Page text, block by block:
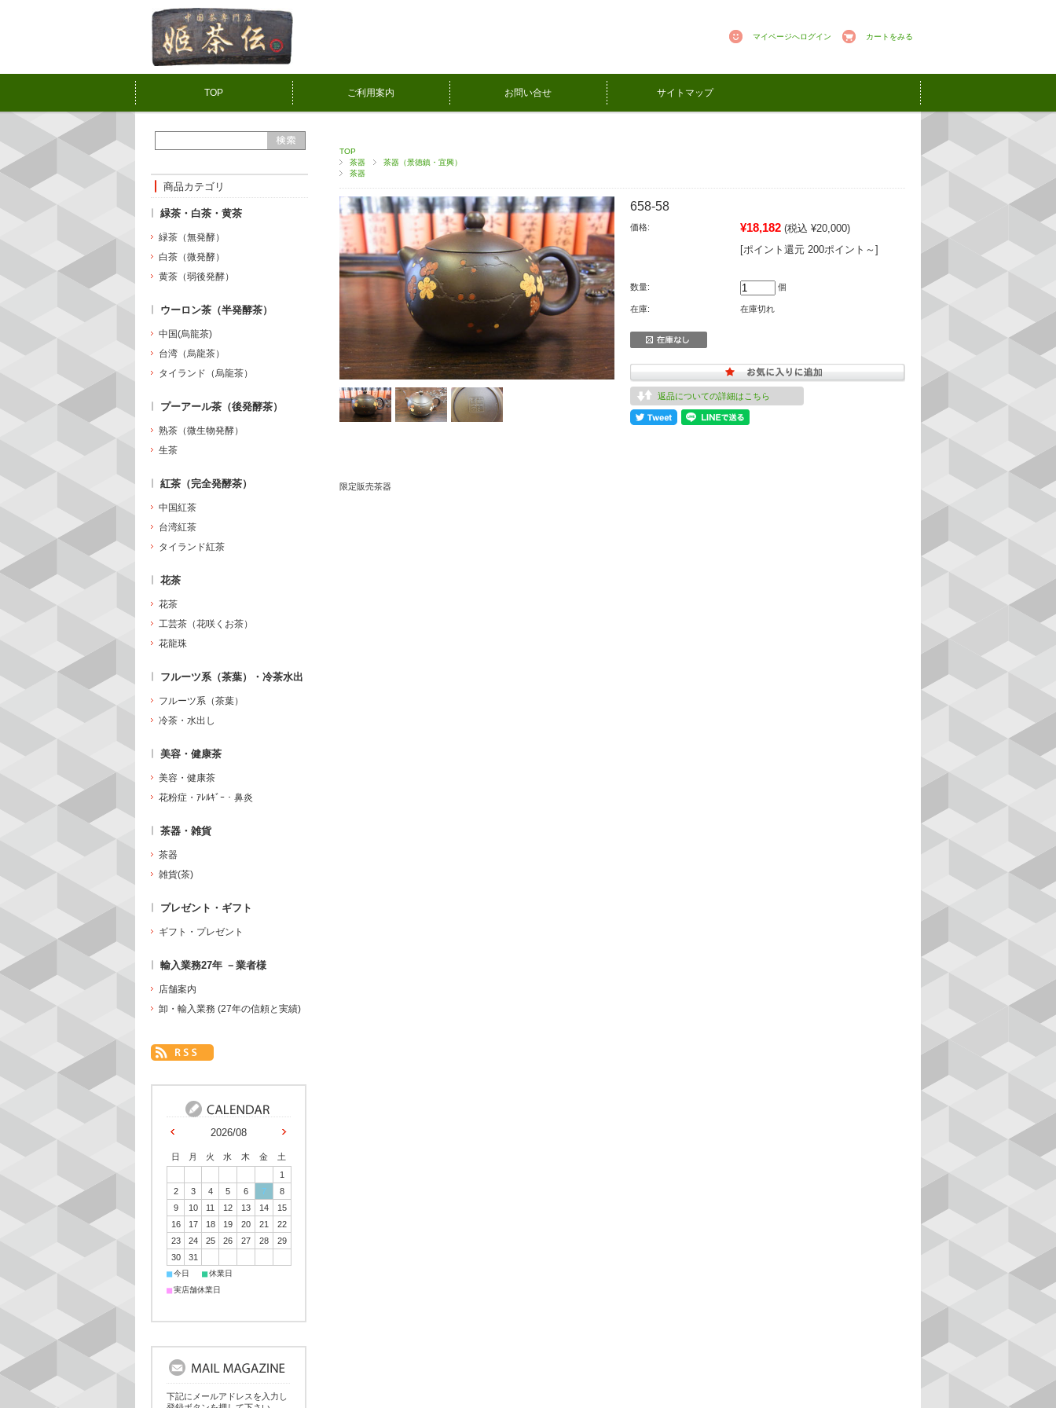
マイページへログイン カートをみる
TOP ご利用案内 お問い合せ サイトマップ
TOP
茶器
茶器（景徳鎮・宜興）
茶器
658-58
価格: ¥18,182 (税込 ¥20,000)
[ポイント還元 200ポイント～]
数量: 個
在庫: 在庫切れ
返品についての詳細はこちら
限定販売茶器
商品カテゴリ
緑茶・白茶・黄茶
緑茶（無発酵）
白茶（微発酵）
黄茶（弱後発酵）
ウーロン茶（半発酵茶）
中国(烏龍茶)
台湾（烏龍茶）
タイランド（烏龍茶）
プーアール茶（後発酵茶）
熟茶（微生物発酵）
生茶
紅茶（完全発酵茶）
中国紅茶
台湾紅茶
タイランド紅茶
花茶
花茶
工芸茶（花咲くお茶）
花龍珠
フルーツ系（茶葉）・冷茶水出
フルーツ系（茶葉）
冷茶・水出し
美容・健康茶
美容・健康茶
花粉症・ｱﾚﾙｷﾞｰ・鼻炎
茶器・雑貨
茶器
雑貨(茶)
プレゼント・ギフト
ギフト・プレゼント
輸入業務27年 －業者様
店舗案内
卸・輸入業務 (27年の信頼と実績)
2026/08
日 月 火 水 木 金
土
1
2
3 4 5 6 7
8
9
10 11 12 13 14
15
16
17 18 19 20 21
22
23
24 25 26 27 28
29
30
31
■今日 ■休業日
■実店舗休業日
下記にメールアドレスを入力し